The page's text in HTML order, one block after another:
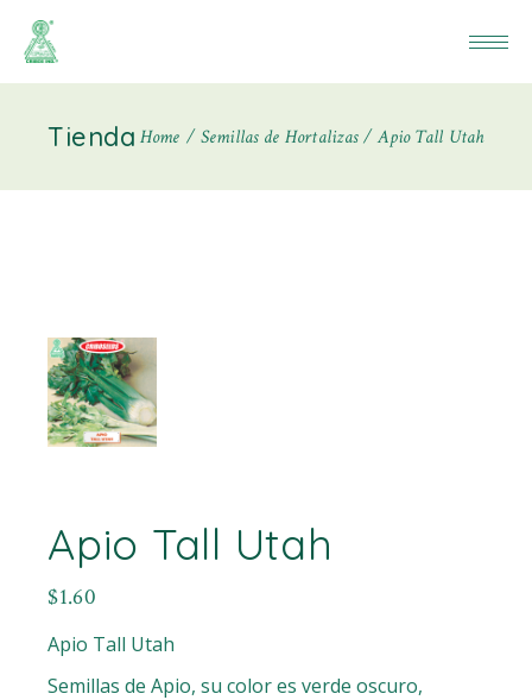
Tienda Home Semillas de Hortalizas Apio Tall Utah
Apio Tall Utah
$1.60
Apio Tall Utah
Semillas de Apio, su color es verde oscuro,